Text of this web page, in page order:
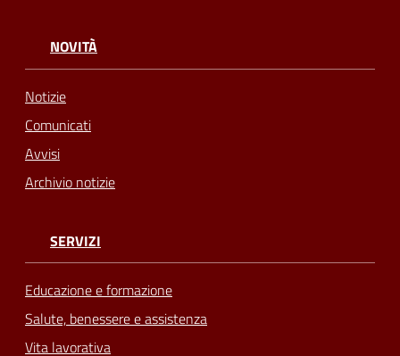
NOVITÀ
Notizie
Comunicati
Avvisi
Archivio notizie
SERVIZI
Educazione e formazione
Salute, benessere e assistenza
Vita lavorativa